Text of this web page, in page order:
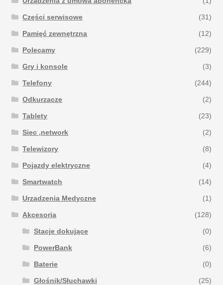
Części serwisowe (31)
Pamięć zewnętrzna (12)
Polecamy (229)
Gry i konsole (3)
Telefony (244)
Odkurzacze (2)
Tablety (23)
Siec ,network (2)
Telewizory (8)
Pojazdy elektryczne (4)
Smartwatch (14)
Urzadzenia Medyczne (1)
Akcesoria (128)
Stacje dokujące (0)
PowerBank (6)
Baterie (0)
Głośnik/Słuchawki (25)